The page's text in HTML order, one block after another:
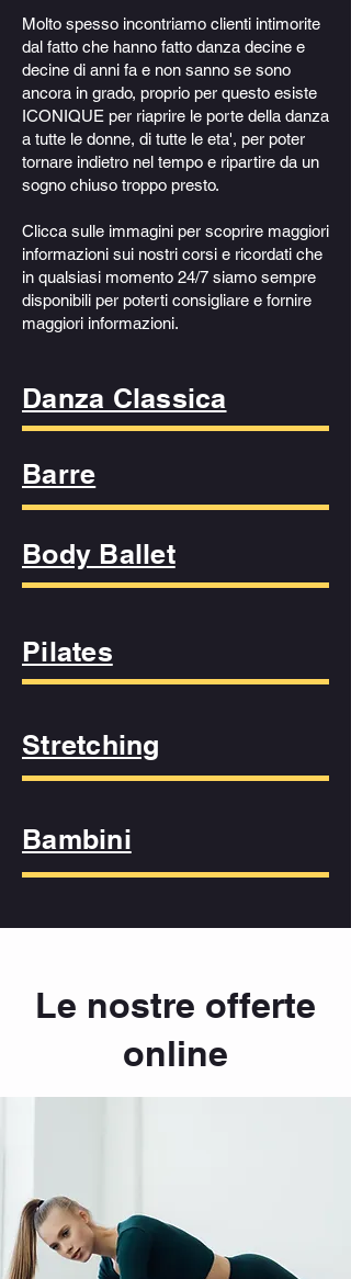
Molto spesso incontriamo clienti intimorite
dal fatto che hanno fatto danza decine e
decine di anni fa e non sanno se sono
ancora in grado, proprio per questo esiste
ICONIQUE per riaprire le porte della danza
a tutte le donne, di tutte le eta', per poter
tornare indietro nel tempo e ripartire da un
sogno chiuso troppo presto.
Clicca sulle immagini per scoprire maggiori
informazioni sui nostri corsi e ricordati che
in qualsiasi momento 24/7 siamo sempre
disponibili per poterti consigliare e fornire
maggiori informazioni.
Danza Classica
Barre
Body Ballet
Pilates
Stretching
Bambini
Le nostre offerte
online